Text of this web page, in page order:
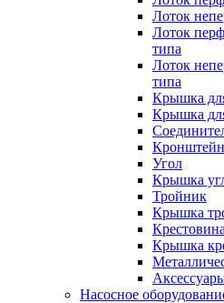
Лоток
Лоток
типа
Лоток
типа
Крышка
Крышка
Кронштейн
Угол
Крышка
Тройник
Крышка
Крестовина
Крышка
Насосное